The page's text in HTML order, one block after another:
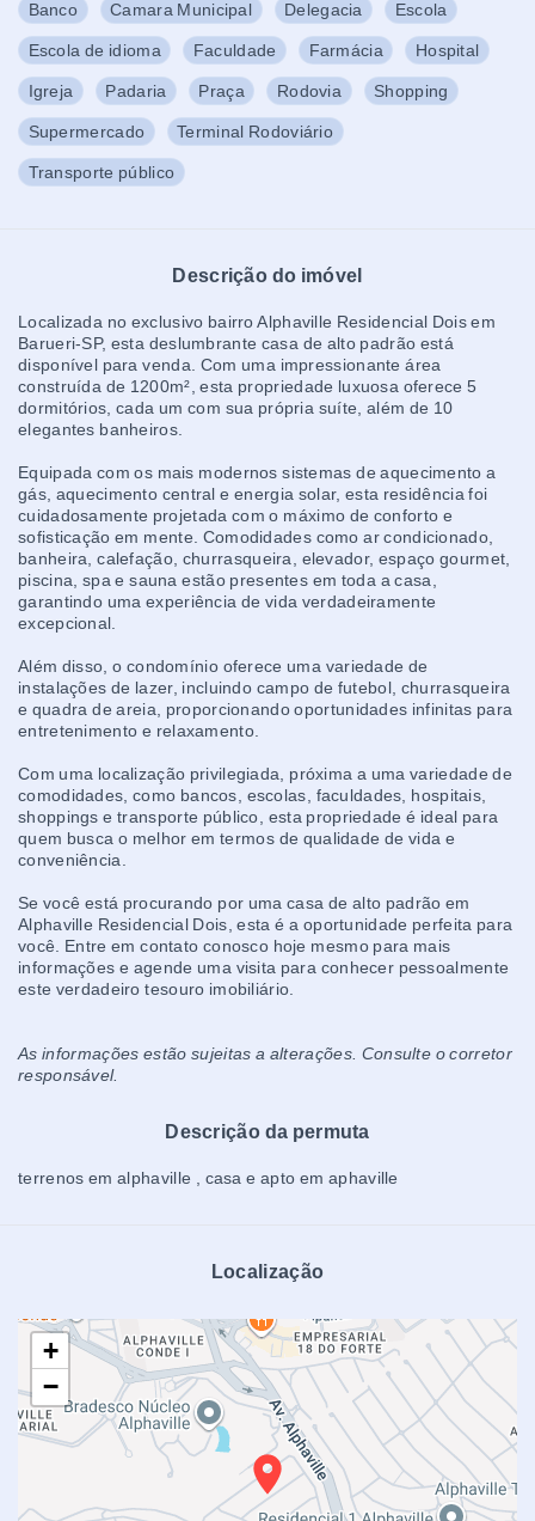
Banco Camara Municipal Delegacia Escola
Escola de idioma Faculdade Farmácia Hospital
Igreja Padaria Praça Rodovia Shopping
Supermercado Terminal Rodoviário
Transporte público
Descrição do imóvel
Localizada no exclusivo bairro Alphaville Residencial Dois em
Barueri-SP, esta deslumbrante casa de alto padrão está
disponível para venda. Com uma impressionante área
construída de 1200m², esta propriedade luxuosa oferece 5
dormitórios, cada um com sua própria suíte, além de 10
elegantes banheiros.
Equipada com os mais modernos sistemas de aquecimento a
gás, aquecimento central e energia solar, esta residência foi
cuidadosamente projetada com o máximo de conforto e
sofisticação em mente. Comodidades como ar condicionado,
banheira, calefação, churrasqueira, elevador, espaço gourmet,
piscina, spa e sauna estão presentes em toda a casa,
garantindo uma experiência de vida verdadeiramente
excepcional.
Além disso, o condomínio oferece uma variedade de
instalações de lazer, incluindo campo de futebol, churrasqueira
e quadra de areia, proporcionando oportunidades infinitas para
entretenimento e relaxamento.
Com uma localização privilegiada, próxima a uma variedade de
comodidades, como bancos, escolas, faculdades, hospitais,
shoppings e transporte público, esta propriedade é ideal para
quem busca o melhor em termos de qualidade de vida e
conveniência.
Se você está procurando por uma casa de alto padrão em
Alphaville Residencial Dois, esta é a oportunidade perfeita para
você. Entre em contato conosco hoje mesmo para mais
informações e agende uma visita para conhecer pessoalmente
este verdadeiro tesouro imobiliário.
As informações estão sujeitas a alterações. Consulte o corretor
responsável.
Descrição da permuta
terrenos em alphaville , casa e apto em aphaville
Localização
+
−